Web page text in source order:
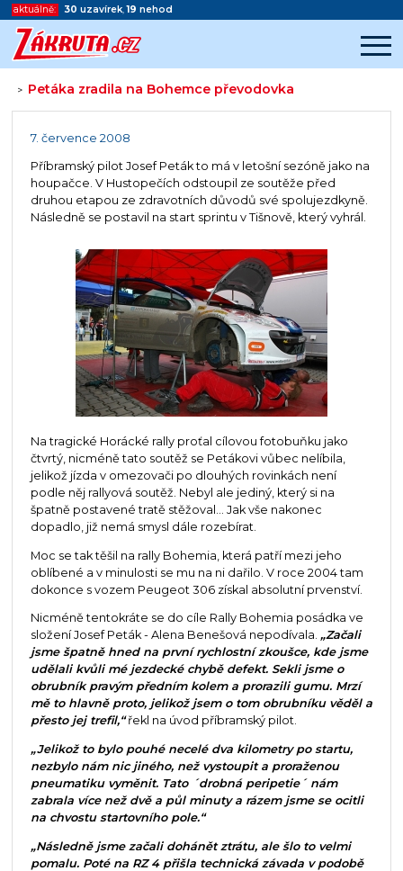
aktuálně: 30 uzavírek,19 nehod
> Petáka zradila na Bohemce převodovka
Začátek reklamy
7. července 2008
Příbramský pilot Josef Peták to má v letošní sezóně jako na
houpačce. V Hustopečích odstoupil ze soutěže před
druhou etapou ze zdravotních důvodů své spolujezdkyně.
Následně se postavil na start sprintu v Tišnově, který vyhrál.
Na tragické Horácké rally proťal cílovou fotobuňku jako
čtvrtý, nicméně tato soutěž se Petákovi vůbec nelíbila,
jelikož jízda v omezovači po dlouhých rovinkách není
podle něj rallyová soutěž. Nebyl ale jediný, který si na
špatně postavené tratě stěžoval... Jak vše nakonec
dopadlo, již nemá smysl dále rozebírat.
Moc se tak těšil na rally Bohemia, která patří mezi jeho
oblíbené a v minulosti se mu na ni dařilo. V roce 2004 tam
dokonce s vozem Peugeot 306 získal absolutní prvenství.
Nicméně tentokráte se do cíle Rally Bohemia posádka ve
složení Josef Peták - Alena Benešová nepodívala. „Začali
jsme špatně hned na první rychlostní zkoušce, kde jsme
udělali kvůli mé jezdecké chybě defekt. Sekli jsme o
obrubník pravým předním kolem a prorazili gumu. Mrzí
mě to hlavně proto, jelikož jsem o tom obrubníku věděl a
přesto jej trefil,“řekl na úvod příbramský pilot.
„Jelikož to bylo pouhé necelé dva kilometry po startu,
nezbylo nám nic jiného, než vystoupit a proraženou
pneumatiku vyměnit. Tato ´drobná peripetie´ nám
zabrala více než dvě a půl minuty a rázem jsme se ocitli
na chvostu startovního pole.“
„Následně jsme začali dohánět ztrátu, ale šlo to velmi
pomalu. Poté na RZ 4 přišla technická závada v podobě